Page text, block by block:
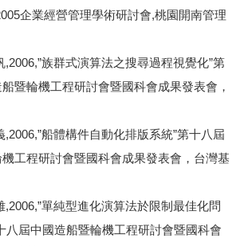
企業經營管理學術研討會,桃園開南管理
,2006,”族群式演算法之搜尋過程視覺化”第
暨輪機工程研討會暨國科會成果發表會，
,2006,”船體構件自動化排版系統”第十八屆
工程研討會暨國科會成果發表會，台灣基
,2006,”單純型進化演算法於限制最佳化問
八屆中國造船暨輪機工程研討會暨國科會